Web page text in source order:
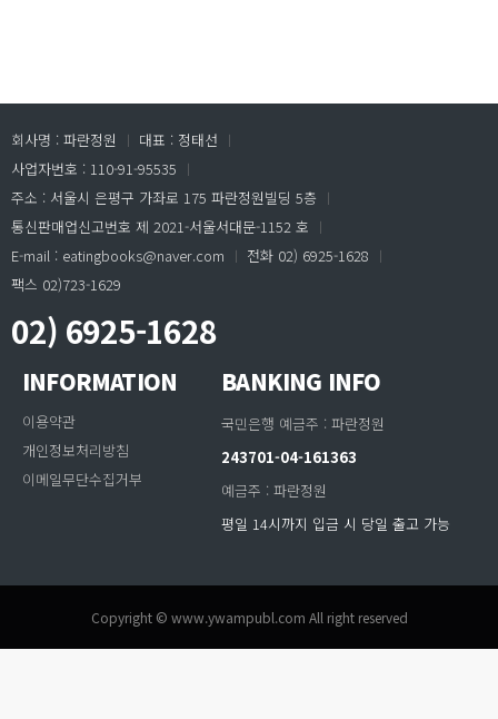
회사명 : 파란정원 ㅣ 대표 : 정태선 ㅣ
사업자번호 : 110-91-95535 ㅣ
주소 : 서울시 은평구 가좌로 175 파란정원빌딩 5층 ㅣ
통신판매업신고번호 제 2021-서울서대문-1152 호 ㅣ
E-mail : eatingbooks@naver.com ㅣ 전화 02) 6925-1628 ㅣ
팩스 02)723-1629
02) 6925-1628
INFORMATION
이용약관
개인정보처리방침
이메일무단수집거부
BANKING INFO
국민은행 예금주 : 파란정원
243701-04-161363
예금주 : 파란정원
평일 14시까지 입금 시 당일 출고 가능
Copyright © www.ywampubl.com All right reserved